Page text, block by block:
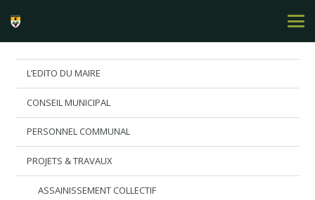
L’EDITO DU MAIRE
CONSEIL MUNICIPAL
PERSONNEL COMMUNAL
PROJETS & TRAVAUX
ASSAINISSEMENT COLLECTIF